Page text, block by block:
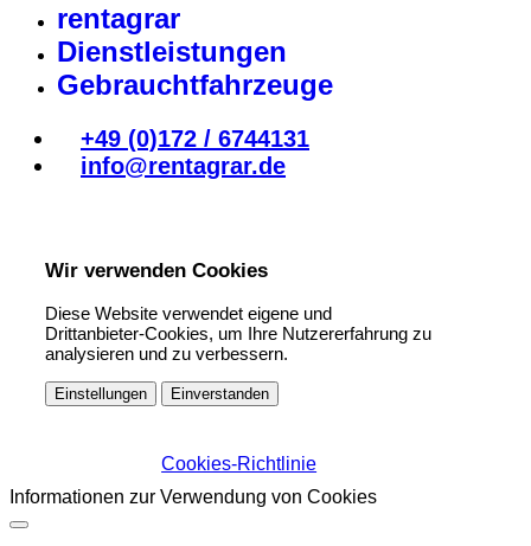
rentagrar
Dienstleistungen
Gebrauchtfahrzeuge
+49 (0)172 / 6744131
info@rentagrar.de
Wir verwenden Cookies
Diese Website verwendet eigene und
Drittanbieter-Cookies, um Ihre Nutzererfahrung zu
analysieren und zu verbessern.
Einstellungen Einverstanden
Cookies-Richtlinie
Informationen zur Verwendung von Cookies